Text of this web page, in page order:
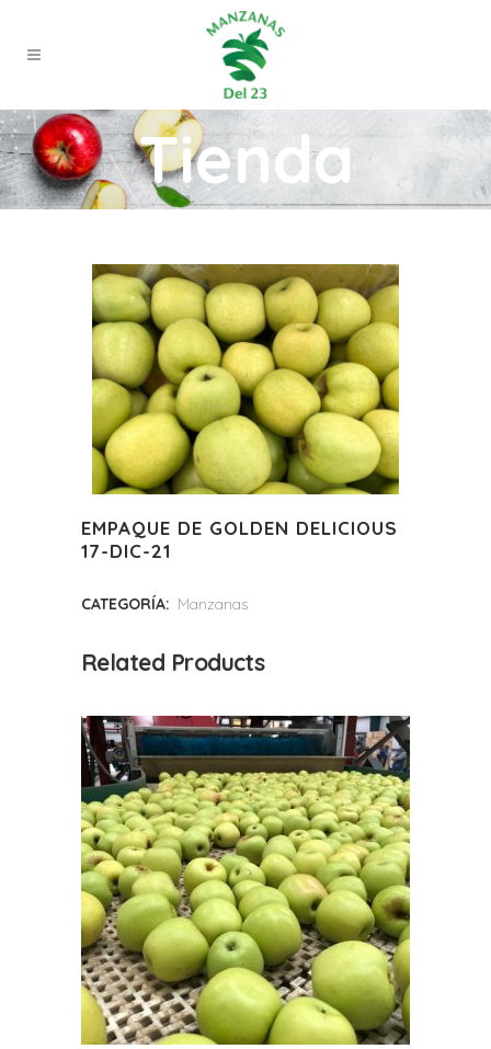
Tienda
EMPAQUE DE GOLDEN DELICIOUS
17-DIC-21
CATEGORÍA: Manzanas
Related Products